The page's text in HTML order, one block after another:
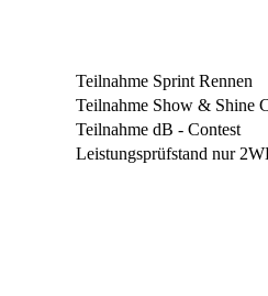
Teilnahme Sprint Rennen
Teilnahme Show & Shine
Teilnahme dB - Contest
Leistungsprüfstand nur